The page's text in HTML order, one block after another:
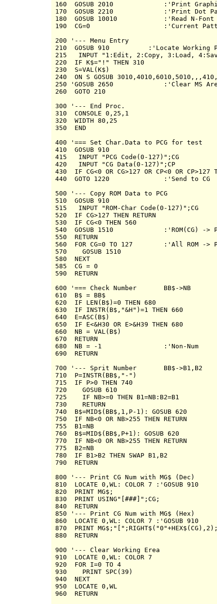
160  GOSUB 2010             :'Print
170  GOSUB 2210             :'Print Dot
180  GOSUB 10010            :'Read N-
190  CG=0                   :'Current
200 '--- Menu Entry
210  GOSUB 910          :'Locate Working
215   INPUT "1:Edit, 2:Copy, 3:Load,
220  IF K$="!" THEN 310
230  S=VAL(K$)
240  ON S GOSUB
250 'GOSUB 2650             :'Clear MS
260  GOTO 210
300 '--- End Proc.
310  CONSOLE 0,25,1
320  WIDTH 80,25
350  END
400 '=== Set Char.Data to PCG for test
410  GOSUB 910
415   INPUT "PCG Code(0-127)";CG
420   INPUT "CG Data(0-127)";CP
430  IF CG<0 OR CG>127 OR CP<0 OR CP>127
440  GOTO 1220              :'Send to CG
500 '--- Copy ROM Data to PCG
510  GOSUB 910
515   INPUT "ROM-Char Code(0-127)";CG
520  IF CG>127 THEN RETURN
530  IF CG<0 THEN 560
540  GOSUB 1510             :'ROM(CG) ->
550  RETURN
560  FOR CG=0 TO 127        :'All ROM ->
570    GOSUB 1510
580  NEXT
585  CG = 0
590  RETURN
600 '=== Check Number       BB$->NB
610  B$ = BB$
620  IF LEN(B$)=0 THEN 680
630  IF INSTR(B$,"&H")=1 THEN 660
640  E=ASC(B$)
650  IF E<&H30 OR E>&H39 THEN 680
660  NB = VAL(B$)
670  RETURN
680  NB = -1                :'Non-Num
690  RETURN
700 '--- Sprit Number       BB$->B1,B2
710  P=INSTR(BB$,"-")
715  IF P>0 THEN 740
720    GOSUB 610
725    IF NB>=0 THEN B1=NB:B2=B1
730    RETURN
740  B$=MID$(BB$,1,P-1): GOSUB 620
750  IF NB<0 OR NB>255 THEN RETURN
755  B1=NB
760  B$=MID$(BB$,P+1): GOSUB 620
770  IF NB<0 OR NB>255 THEN RETURN
775  B2=NB
780  IF B1>B2 THEN SWAP B1,B2
790  RETURN
800 '--- Print CG Num with MG$ (Dec)
810  LOCATE 0,WL: COLOR 7 :'GOSUB 910
820  PRINT MG$;
830  PRINT USING"[###]";CG;
840  RETURN
850 '--- Print CG Num with MG$ (Hex)
860  LOCATE 0,WL: COLOR 7 :'GOSUB 910
870  PRINT
880  RETURN
900 '--- Clear Working Erea
910  LOCATE 0,WL: COLOR 7
920  FOR I=0 TO 4
930    PRINT SPC(39)
940  NEXT
950  LOCATE 0,WL
960  RETURN